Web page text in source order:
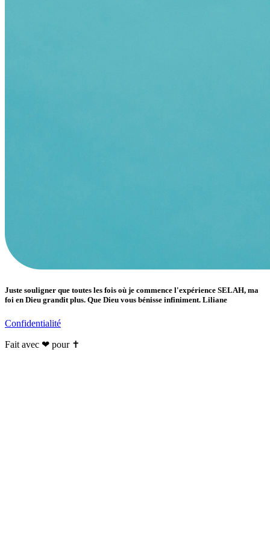
Juste souligner que toutes les fois où je commence l'expérience SELAH, ma
foi en Dieu grandit plus. Que Dieu vous bénisse infiniment. Liliane
Confidentialité
Fait avec ❤ pour ✝️️